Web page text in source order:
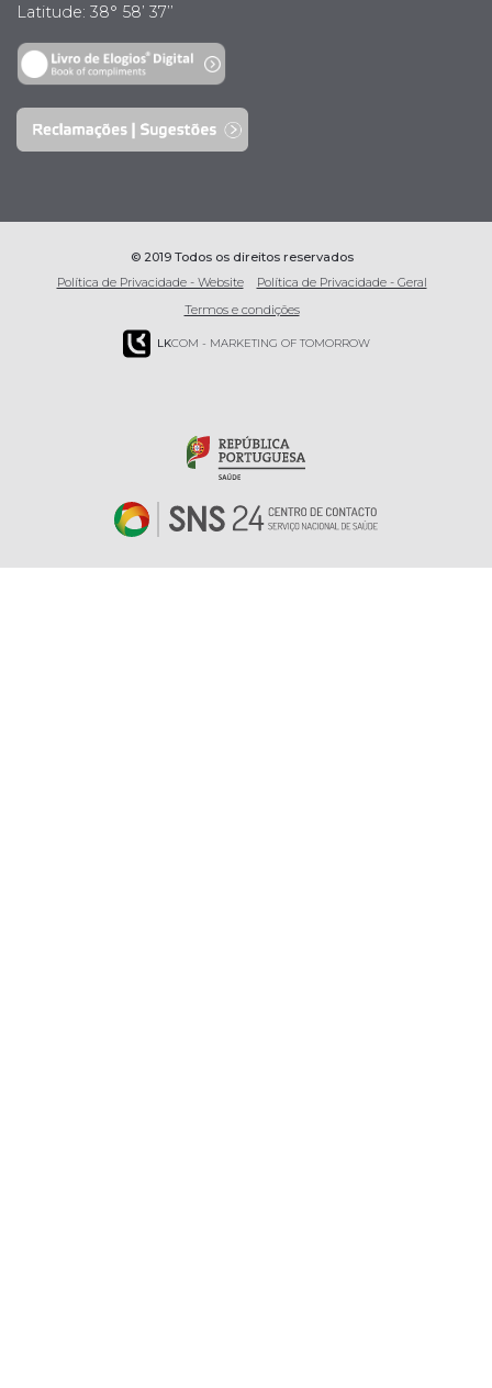
Latitude: 38° 58’ 37’’
© 2019 Todos os direitos reservados
Política de Privacidade - Website
Política de Privacidade - Geral
Termos e condições
LKCOM - MARKETING OF TOMORROW